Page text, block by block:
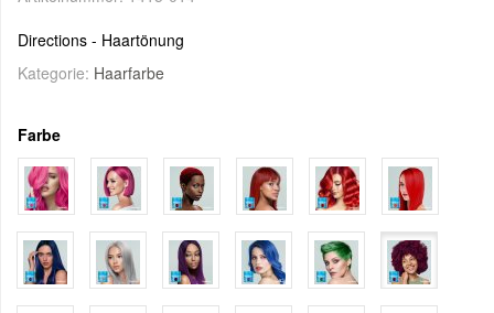
Directions - Haartönung
Kategorie: Haarfarbe
Farbe